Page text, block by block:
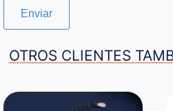
OTROS CLIENTES